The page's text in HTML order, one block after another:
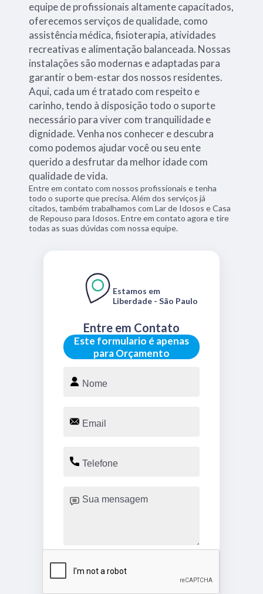
equipe de profissionais altamente capacitados,
oferecemos serviços de qualidade, como
assistência médica, fisioterapia, atividades
recreativas e alimentação balanceada. Nossas
instalações são modernas e adaptadas para
garantir o bem-estar dos nossos residentes.
Aqui, cada um é tratado com respeito e
carinho, tendo à disposição todo o suporte
necessário para viver com tranquilidade e
dignidade. Venha nos conhecer e descubra
como podemos ajudar você ou seu ente
querido a desfrutar da melhor idade com
qualidade de vida.
Entre em contato com nossos profissionais e tenha
todo o suporte que precisa. Além dos serviços já
citados, também trabalhamos com Lar de Idosos e Casa
de Repouso para Idosos. Entre em contato agora e tire
todas as suas dúvidas com nossa equipe.
Este formulario é apenas
para Orçamento
Entre em Contato
Estamos em
Liberdade - São Paulo